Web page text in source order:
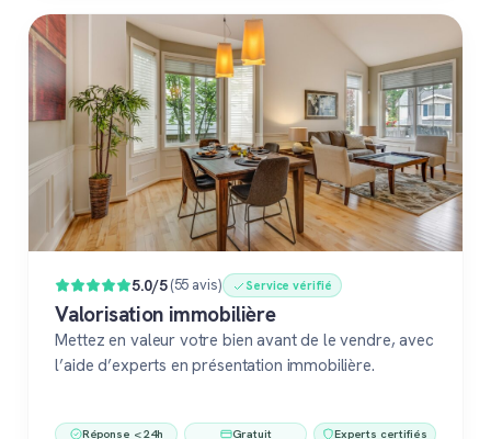
5.0/5(55 avis) Service vérifié
Valorisation immobilière
Mettez en valeur votre bien avant de le vendre, avec
l’aide d’experts en présentation immobilière.
Réponse < 24h Gratuit Experts certifiés